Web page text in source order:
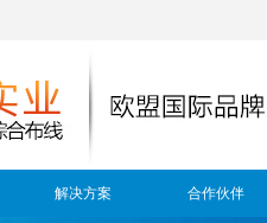
解决方案 合作伙伴